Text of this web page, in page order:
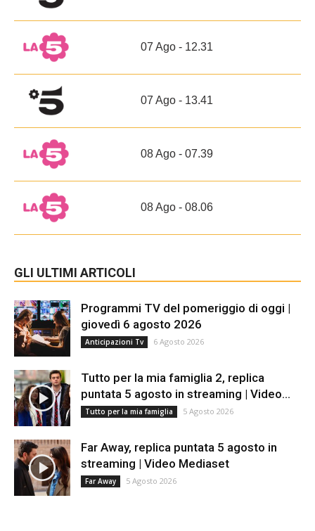
07 Ago - 12.31
07 Ago - 13.41
08 Ago - 07.39
08 Ago - 08.06
GLI ULTIMI ARTICOLI
Programmi TV del pomeriggio di oggi |
giovedì 6 agosto 2026
Anticipazioni Tv 6 Agosto 2026
Tutto per la mia famiglia 2, replica
puntata 5 agosto in streaming | Video...
Tutto per la mia famiglia 5 Agosto 2026
Far Away, replica puntata 5 agosto in
streaming | Video Mediaset
Far Away 5 Agosto 2026